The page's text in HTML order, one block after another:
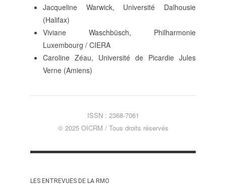
Jacqueline Warwick, Université Dalhousie
(Halifax)
Viviane Waschbüsch, Philharmonie
Luxembourg / CIERA
Caroline Zéau, Université de Picardie Jules
Verne (Amiens)
ISSN : 2368-7061
© 2025 OICRM / Tous droits réservés
LES ENTREVUES DE LA RMO